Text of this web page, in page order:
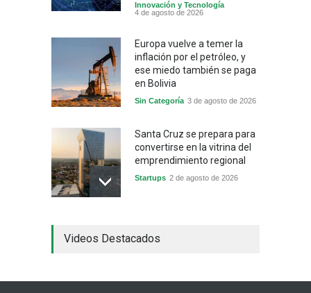
Innovación y Tecnología
4 de agosto de 2026
Europa vuelve a temer la
inflación por el petróleo, y
ese miedo también se paga
en Bolivia
Sin Categoría 3 de agosto de 2026
Santa Cruz se prepara para
convertirse en la vitrina del
emprendimiento regional
Startups 2 de agosto de 2026
industrial y el golpe puede
Sin Categoría 1 de agosto de 2026
Videos Destacados